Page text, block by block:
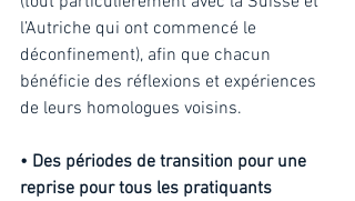
l’Autriche qui ont commencé le
déconfinement), afin que chacun
bénéficie des réflexions et expériences
de leurs homologues voisins.
• Des périodes de transition pour une
reprise pour tous les pratiquants